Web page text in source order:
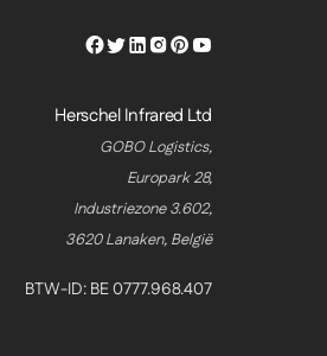
Herschel
Herschel
Herschel
Herschel
Herschel
Herschel
Herschel Infrared Ltd
GOBO Logistics,
Europark 28,
Industriezone 3.602,
3620 Lanaken, België
BTW-ID: BE 0777.968.407